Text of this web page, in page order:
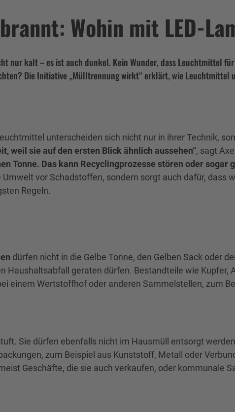
Wohin mit LED-
nur kalt – es ist auch dunkel. Kein Wunder, dass Leuchtmittel
Die Initiative „Mülltrennung wirkt“ erklärt, wie Leuchtmittel
unterscheiden sich nicht nur in ihrer Technik,
weil sie auf den ersten Blick ähnlich aussehen“, sagt
Tonne. Das kann Recyclingprozesse stören oder sogar
vor Schadstoffen, sondern sorgt auch dafür, dass
Regeln.
dürfen nicht in die Gelbe Tonne, den Gelben Sack oder
Haushaltsabfall geraten dürfen. Bestandteile wie
einem Wertstoffhof oder anderen Sammelstellen, zum
Sie dürfen ebenfalls nicht im Hausmüll entsorgt
zum Beispiel aus Kunststoff, Metall oder
Geschäfte, die sie auch verkaufen, oder kommunale